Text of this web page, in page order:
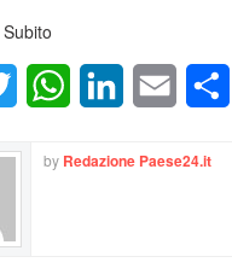
Twitter WhatsAppLinkedInEmail
by Redazione Paese24.it